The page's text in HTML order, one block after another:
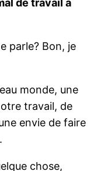
de travail à
parle? Bon, je
monde, une
travail, de
envie de faire
chose,